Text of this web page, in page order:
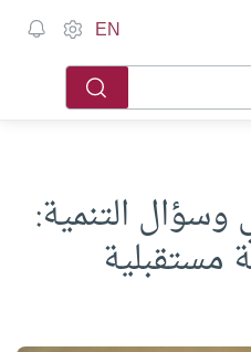
EN
وسؤال التنمية:
مستقبلية